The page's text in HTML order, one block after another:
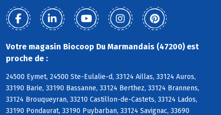
Votre magasin Biocoop Du Marmandais (47200) est
proche de :
24500 Eymet, 24500 Ste-Eulalie-d, 33124 Aillas, 33124 Auros,
33190 Barie, 33190 Bassanne, 33124 Berthez, 33124 Brannens,
33124 Brouqueyran, 33210 Castillon-de-Castets, 33124 Lados,
33190 Pondaurat, 33190 Puybarban, 33124 Savignac, 33690